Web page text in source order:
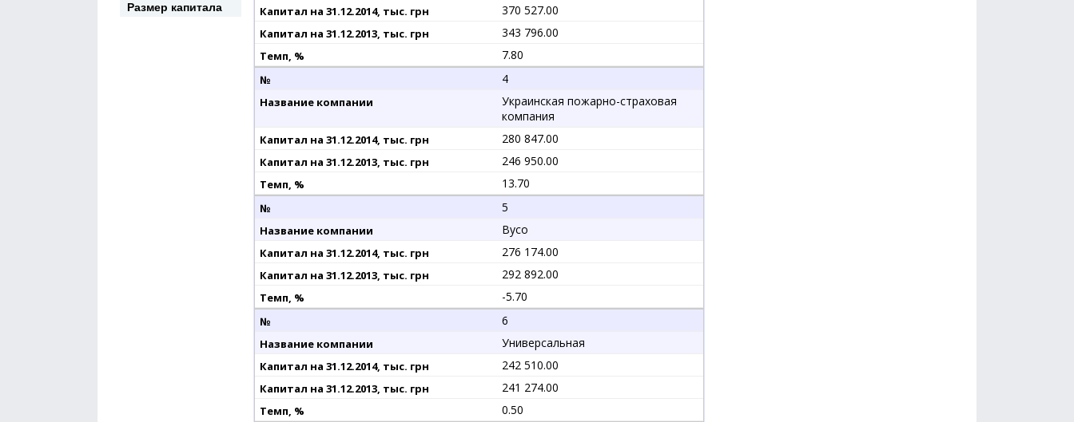
Размер капитала
370 527.00
343 796.00
7.80
4
Украинская пожарно-страховая
компания
280 847.00
246 950.00
13.70
5
Вусо
276 174.00
292 892.00
-5.70
6
Универсальная
242 510.00
241 274.00
0.50